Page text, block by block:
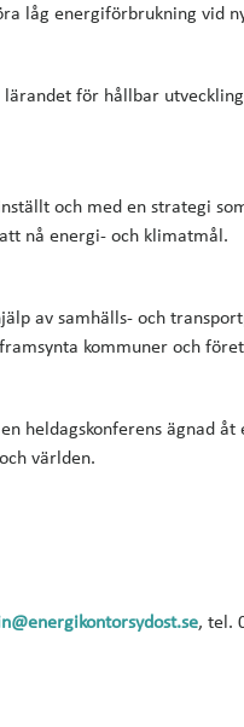
låg energiförbrukning vid
för hållbar
och med en strategi
nå energi- och klimatmål.
av samhälls- och
kommuner och
heldagskonferens ägnad åt
världen.
, tel.